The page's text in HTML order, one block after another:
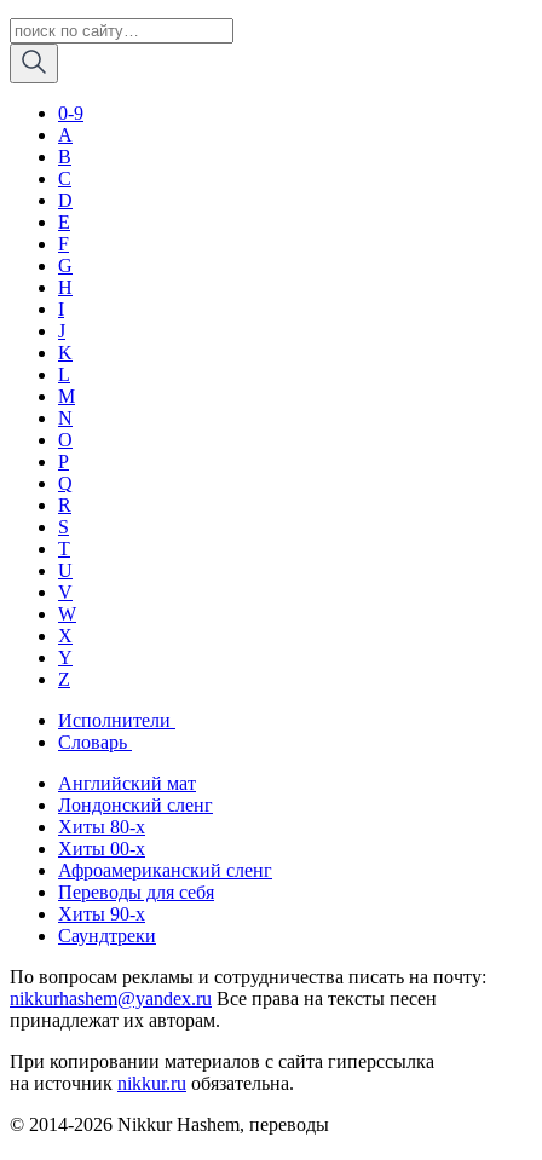
0-9
A
B
C
D
E
F
G
H
I
J
K
L
M
N
O
P
Q
R
S
T
U
V
W
X
Y
Z
Исполнители
Словарь
Английский мат
Лондонский сленг
Хиты 80-х
Хиты 00-х
Афроамериканский сленг
Переводы для себя
Хиты 90-х
Саундтреки
По вопросам рекламы и сотрудничества писать на почту:
nikkurhashem@yandex.ru Все права на тексты песен
принадлежат их авторам.
При копировании материалов с сайта гиперссылка
на источник nikkur.ru обязательна.
© 2014-2026 Nikkur Hashem, переводы